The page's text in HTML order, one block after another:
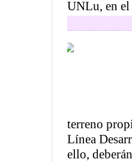
UNLu, en el
terreno
Línea
ello,